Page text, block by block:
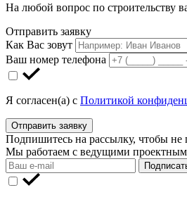
На любой вопрос по строительству
Отправить заявку
Как Вас зовут
Ваш номер телефона
Я согласен(а) с Политикой
Отправить заявку
Подпишитесь на рассылку, чтобы не
Мы работаем с ведущими